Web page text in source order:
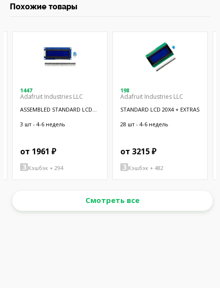
Похожие товары
1447
Adafruit Industries LLC
ASSEMBLED STANDARD LCD
3 шт - 4-6 недель
от 1961 ₽
Кэшбэк + 294
198
Adafruit Industries LLC
STANDARD LCD 20X4 + EXTRAS
28 шт - 4-6 недель
от 3215 ₽
Кэшбэк + 482
Смотреть все